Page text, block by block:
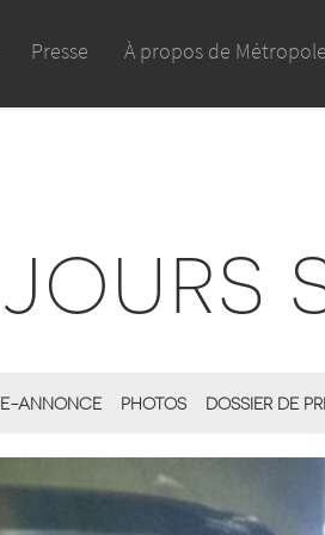
Presse À propos de Métropole
ANNONCE PHOTOS DOSSIER DE